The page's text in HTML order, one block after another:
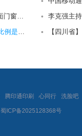
李克强主
腾印通印刷 心同行 洗脸吧
蜀ICP备2025128368号